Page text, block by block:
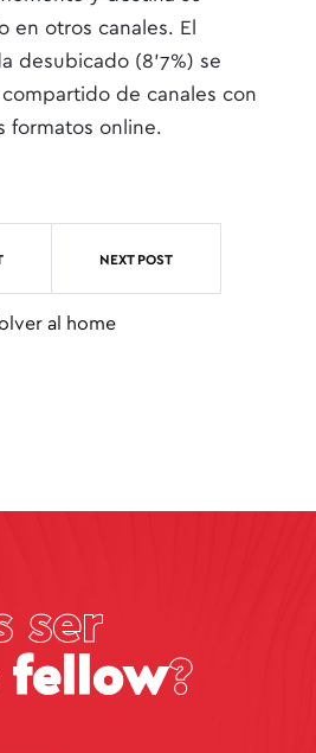
en otros canales. El
desubicado (8’7%) se
de canales con
formatos online.
NEXT POST
al home
ser
fellow?